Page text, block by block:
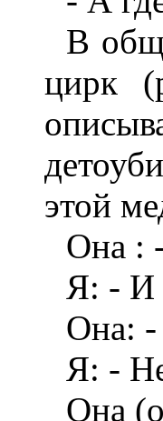
В
цирк
этой
Она :
Я: - И
Она: -
Я: -
Она